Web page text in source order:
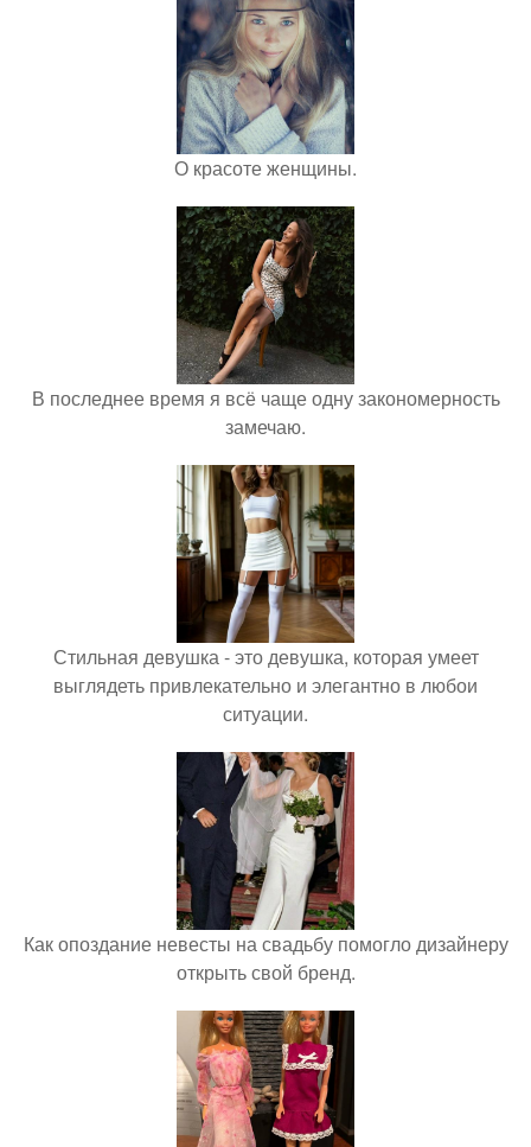
О красоте женщины.
В последнее время я всё чаще одну закономерность
замечаю.
Стильная девушка - это девушка, которая умеет
выглядеть привлекательно и элегантно в любои
ситуации.
Как опоздание невесты на свадьбу помогло дизайнеру
открыть свой бренд.